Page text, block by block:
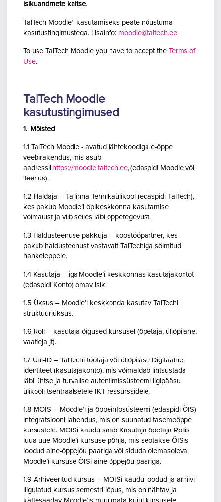
isikuandmete kaitse.
TalTech Moodle’i kasutamiseks peate nõustuma
kasutustingimustega. Lisainfo: moodle@taltech.ee
To use TalTech Moodle you have to accept the Terms of
Use.
TalTech Moodle
kasutustingimused
1. Mõisted
1.1 TalTech Moodle - avatud lähtekoodiga e-õppe
veebirakendus, mis asub
aadressil https://moodle.taltech.ee, (edaspidi Moodle või
Teenus).
1.2 Haldaja – Tallinna Tehnikaülikool (edaspidi TalTech),
kes pakub Moodle’i õpikeskkonna kasutamise
võimalust ja viib selles läbi õppetegevust.
1.3 Haldusteenuse pakkuja – koostööpartner, kes
pakub haldusteenust vastavalt TalTechiga sõlmitud
hankeleppele.
1.4 Kasutaja – iga Moodle’i keskkonnas kasutajakontot
(edaspidi Konto) omav isik.
1.5 Üksus – Moodle’i keskkonda kasutav TalTechi
struktuuriüksus.
1.6 Roll – kasutaja õigused kursusel (õpetaja, üliõpilane,
vaatleja jt).
1.7 Uni-ID – TalTechi töötaja või üliõpilase Digitaalne
identiteet (kasutajakonto), mis võimaldab lihtsustada
läbi ühtse ja turvalise autentimissüsteemi ligipääsu
ülikooli tsentraalsetele IKT ressurssidele.
1.8 MOIS – Moodle’i ja õppeinfosüsteemi (edaspidi ÕIS)
integratsiooni lahendus, mis on suunatud tasemeõppe
kursustele. MOISi kaudu saab Kasutaja õpetaja Rollis
luua uue Moodle’i kursuse põhja, mis seotakse ÕISis
loodud aine-õppejõu paariga või siduda olemasoleva
Moodle’i kursuse ÕISi aine-õppejõu paariga.
1.9 Arhiveeritud kursus – MOISi kaudu loodud ja arhiivi
liigutatud kursus semestri lõpus, mis on nähtav ja
kättesaadav Moodle’is muutmata kujul kursusele